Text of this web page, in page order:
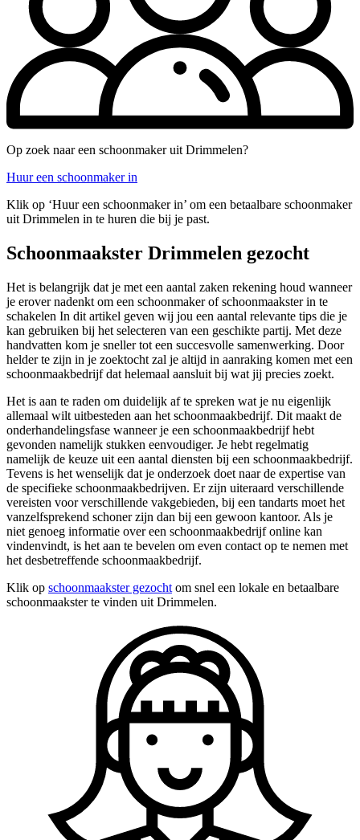
Op zoek naar een schoonmaker uit Drimmelen?
Huur een schoonmaker in
Klik op ‘Huur een schoonmaker in’ om een betaalbare schoonmaker
uit Drimmelen in te huren die bij je past.
Schoonmaakster Drimmelen gezocht
Het is belangrijk dat je met een aantal zaken rekening houd wanneer
je erover nadenkt om een schoonmaker of schoonmaakster in te
schakelen In dit artikel geven wij jou een aantal relevante tips die je
kan gebruiken bij het selecteren van een geschikte partij. Met deze
handvatten kom je sneller tot een succesvolle samenwerking. Door
helder te zijn in je zoektocht zal je altijd in aanraking komen met een
schoonmaakbedrijf dat helemaal aansluit bij wat jij precies zoekt.
Het is aan te raden om duidelijk af te spreken wat je nu eigenlijk
allemaal wilt uitbesteden aan het schoonmaakbedrijf. Dit maakt de
onderhandelingsfase wanneer je een schoonmaakbedrijf hebt
gevonden namelijk stukken eenvoudiger. Je hebt regelmatig
namelijk de keuze uit een aantal diensten bij een schoonmaakbedrijf.
Tevens is het wenselijk dat je onderzoek doet naar de expertise van
de specifieke schoonmaakbedrijven. Er zijn uiteraard verschillende
vereisten voor verschillende vakgebieden, bij een tandarts moet het
vanzelfsprekend schoner zijn dan bij een gewoon kantoor. Als je
niet genoeg informatie over een schoonmaakbedrijf online kan
vindenvindt, is het aan te bevelen om even contact op te nemen met
het desbetreffende schoonmaakbedrijf.
Klik op schoonmaakster gezocht om snel een lokale en betaalbare
schoonmaakster te vinden uit Drimmelen.